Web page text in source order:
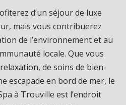
d’un séjour de luxe
mais vous contribuerez
de l’environnement et au
locale. Que vous
de soins de bien-
escapade en bord de mer, le
à Trouville est l’endroit